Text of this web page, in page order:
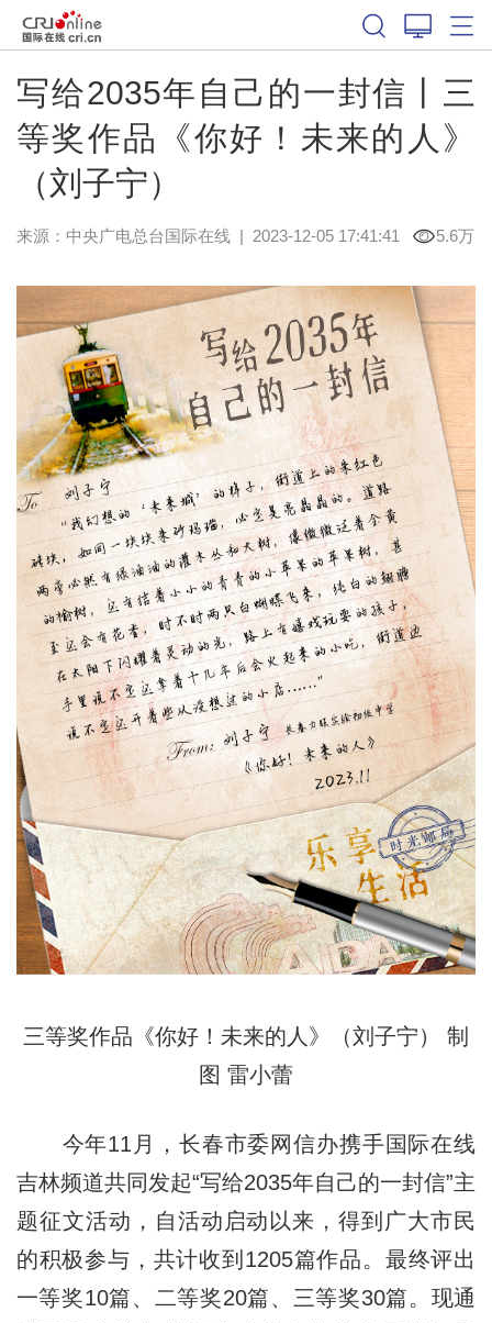
写给2035年自己的一封信丨三
等奖作品《你好！未来的人》
（刘子宁）
来源：中央广电总台国际在线| 2023-12-05 17:41:41 5.6万
三等奖作品《你好！未来的人》（刘子宁） 制
图 雷小蕾
今年11月，长春市委网信办携手国际在线
吉林频道共同发起“写给2035年自己的一封信”主
题征文活动，自活动启动以来，得到广大市民
的积极参与，共计收到1205篇作品。最终评出
一等奖10篇、二等奖20篇、三等奖30篇。现通